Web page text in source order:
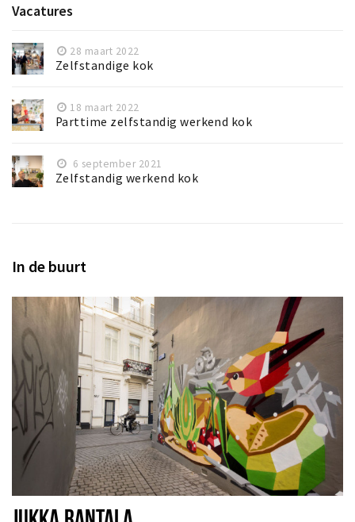
Vacatures
28 maart 2022
Zelfstandige kok
18 maart 2022
Parttime zelfstandig werkend kok
6 september 2021
Zelfstandig werkend kok
In de buurt